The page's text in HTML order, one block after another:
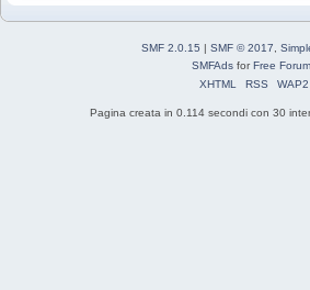
SMF 2.0.15 | SMF © 2017
SMFAdsforFree
XHTML
RSS WAP2
Pagina creata in 0.114 secondi con 30